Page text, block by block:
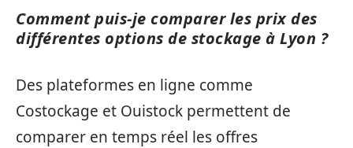
Comment puis-je comparer les prix des
différentes options de stockage à Lyon ?
Des plateformes en ligne comme
Costockage et Ouistock permettent de
comparer en temps réel les offres